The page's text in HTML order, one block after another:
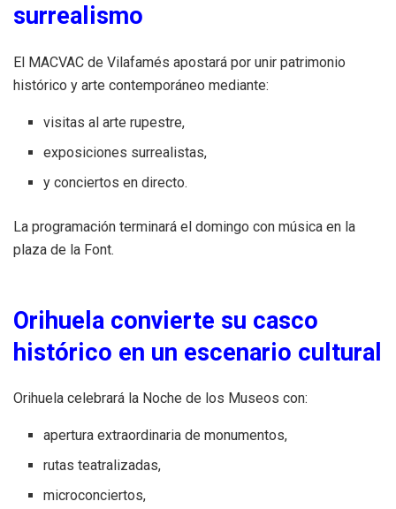
surrealismo
El MACVAC de Vilafamés apostará por unir patrimonio
histórico y arte contemporáneo mediante:
visitas al arte rupestre,
exposiciones surrealistas,
y conciertos en directo.
La programación terminará el domingo con música en la
plaza de la Font.
Orihuela convierte su casco
histórico en un escenario cultural
Orihuela celebrará la Noche de los Museos con:
apertura extraordinaria de monumentos,
rutas teatralizadas,
microconciertos,